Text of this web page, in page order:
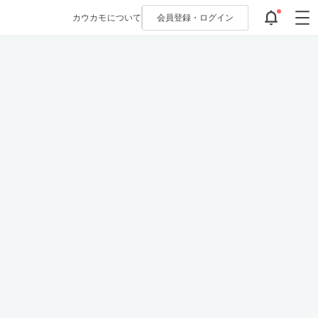
カウカモについて 会員登録・ ログイン